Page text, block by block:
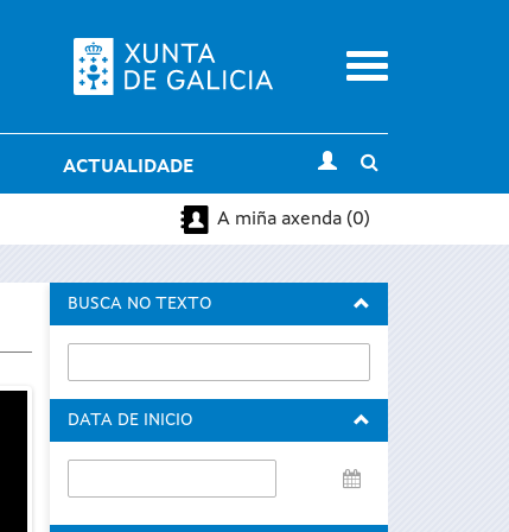
Menu
ACTUALIDADE
search
A miña axenda (0)
BUSCA NO TEXTO
DATA DE INICIO
de